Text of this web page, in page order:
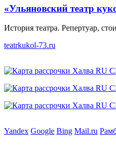
«Ульяновский театр
История театра. Репертуар,
teatrkukol-73.ru
Yandex Google Bing Mail.ru